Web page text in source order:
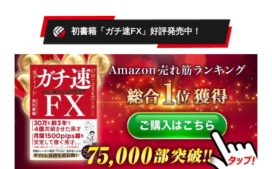
初書籍「ガチ速FX」好評発売中！